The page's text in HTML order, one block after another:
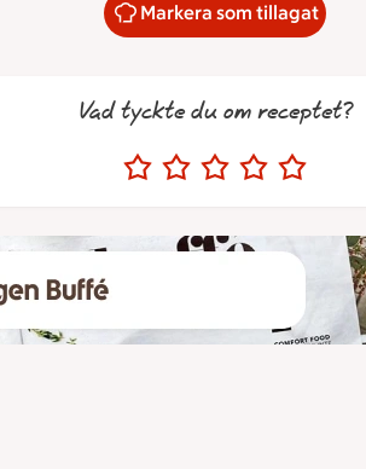
Markera som tillagat
Vad tyckte du om receptet?